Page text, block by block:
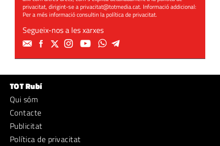
privacitat, dirigint-se aprivacitat@totmedia.cat. Informació addicional:
Per a més informació consultin lapolítica de privacitat.
Segueix-nos a les xarxes
TOT Rubí
Qui sóm
Contacte
Publicitat
Política de privacitat